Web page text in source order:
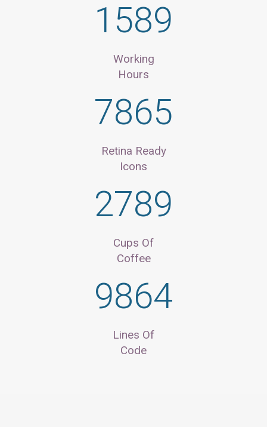
1589
Working
Hours
7865
Retina Ready
Icons
2789
Cups Of
Coffee
9864
Lines Of
Code